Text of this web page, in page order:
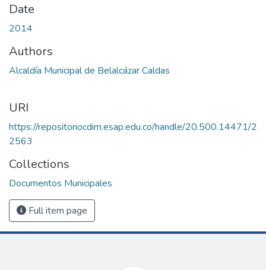
Date
2014
Authors
Alcaldía Municipal de Belalcázar Caldas
URI
https://repositoriocdim.esap.edu.co/handle/20.500.14471/2
2563
Collections
Documentos Municipales
Full item page